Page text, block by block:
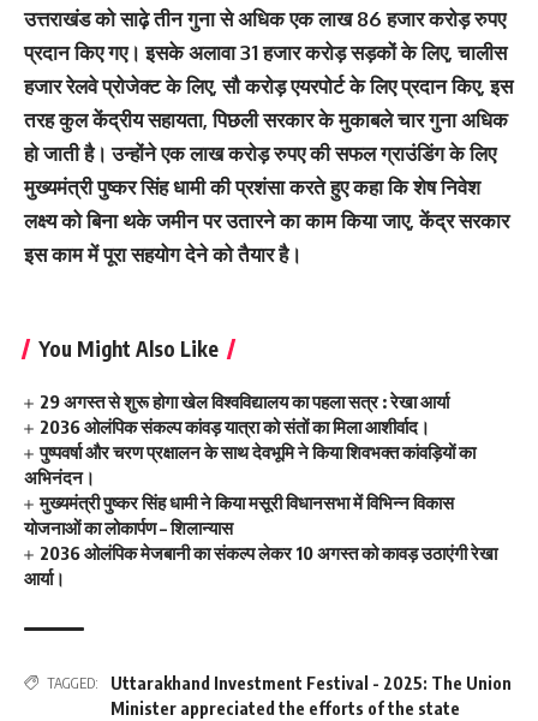
उत्तराखंड को साढ़े तीन गुना से अधिक एक लाख 86 हजार करोड़ रुपए
प्रदान किए गए। इसके अलावा 31 हजार करोड़ सड़कों के लिए, चालीस
हजार रेलवे प्रोजेक्ट के लिए, सौ करोड़ एयरपोर्ट के लिए प्रदान किए, इस
तरह कुल केंद्रीय सहायता, पिछली सरकार के मुकाबले चार गुना अधिक
हो जाती है। उन्होंने एक लाख करोड़ रुपए की सफल ग्राउंडिंग के लिए
मुख्यमंत्री पुष्कर सिंह धामी की प्रशंसा करते हुए कहा कि शेष निवेश
लक्ष्य को बिना थके जमीन पर उतारने का काम किया जाए, केंद्र सरकार
इस काम में पूरा सहयोग देने को तैयार है।
You Might Also Like
29 अगस्त से शुरू होगा खेल विश्वविद्यालय का पहला सत्र : रेखा आर्या
2036 ओलंपिक संकल्प कांवड़ यात्रा को संतों का मिला आशीर्वाद।
पुष्पवर्षा और चरण प्रक्षालन के साथ देवभूमि ने किया शिवभक्त कांवड़ियों का
अभिनंदन।
मुख्यमंत्री पुष्कर सिंह धामी ने किया मसूरी विधानसभा में विभिन्न विकास
योजनाओं का लोकार्पण – शिलान्यास
2036 ओलंपिक मेजबानी का संकल्प लेकर 10 अगस्त को कावड़ उठाएंगी रेखा
आर्या।
TAGGED:
Uttarakhand Investment Festival - 2025: The Union
Minister appreciated the efforts of the state